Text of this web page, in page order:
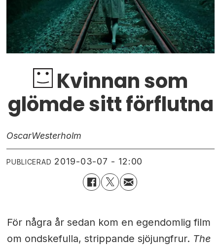
Kvinnan som
glömde sitt förflutna
OscarWesterholm
PUBLICERAD 2019-03-07 - 12:00
För några år sedan kom en egendomlig film
om ondskefulla, strippande sjöjungfrur. The